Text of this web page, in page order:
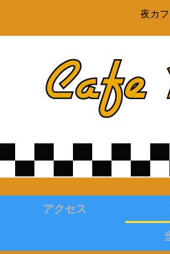
夜カ
アクセス